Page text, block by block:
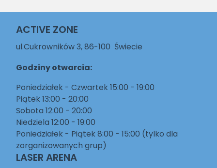
ACTIVE ZONE
ul.Cukrowników 3, 86-100 Świecie
Godziny otwarcia:
Poniedziałek - Czwartek 15:00 - 19:00
Piątek 13:00 - 20:00
Sobota 12:00 - 20:00
Niedziela 12:00 - 19:00
Poniedziałek - Piątek 8:00 - 15:00 (tylko dla
zorganizowanych grup)
LASER ARENA